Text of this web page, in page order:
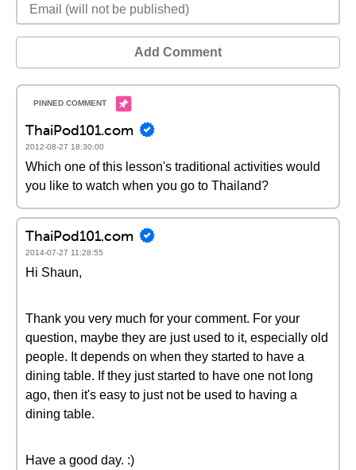
Add Comment
ThaiPod101.com
2012-08-27 18:30:00
Which one of this lesson's traditional activities would
you like to watch when you go to Thailand?
ThaiPod101.com
2014-07-27 11:28:55
Hi Shaun,
Thank you very much for your comment. For your
question, maybe they are just used to it, especially old
people. It depends on when they started to have a
dining table. If they just started to have one not long
ago, then it's easy to just not be used to having a
dining table.
Have a good day. :)